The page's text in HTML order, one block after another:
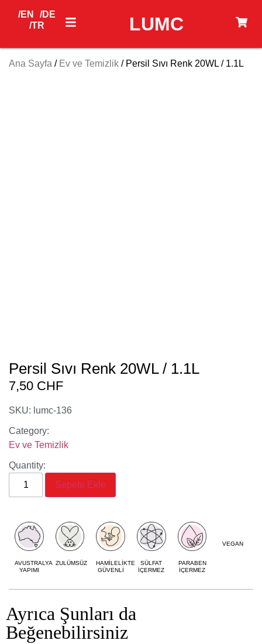
LUMC
/EN
/DE
/TR
Ana Sayfa / Ev ve Temizlik / Persil Sıvı Renk 20WL / 1.1L
Persil Sıvı Renk 20WL / 1.1L
7,50 CHF
SKU: lumc-136
Category:
Ev ve Temizlik
Quantity:
Sepete Ekle
AVUSTRALYA
YAPIMI
ZULÜMSÜZ
HAMİLELİKTE
GÜVENLİ
SÜLFAT
İÇERMEZ
PARABEN
İÇERMEZ
VEGAN
Ayrıca Şunları da
Beğenebilirsiniz